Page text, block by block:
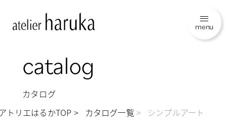
menu
catalog
カタログ
トリエはるかTOP
カタログ一覧 シンプルアート